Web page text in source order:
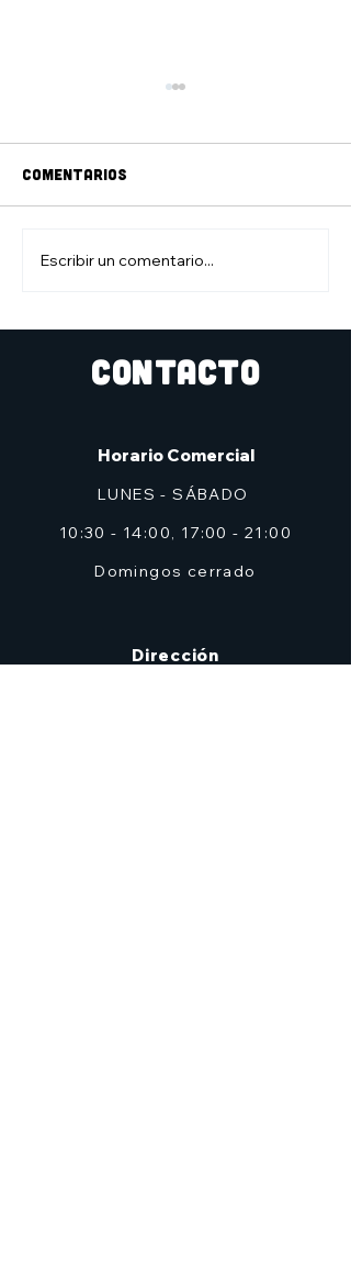
jAM DE DIBUJO
Comentarios
Escribir un comentario...
CONTACTO
Horario Comercial
LUNES - SÁBADO
10:30 - 14:00, 17:00 - 21:00
Domingos cerrado
Dirección